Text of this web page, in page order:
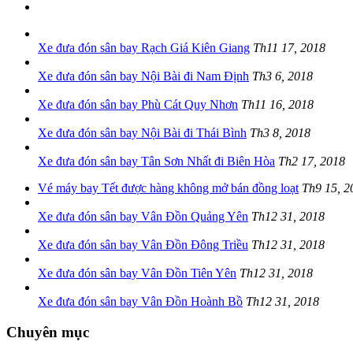
Xe đưa đón sân bay Rạch Giá Kiên Giang Th11 17, 2018
Xe đưa đón sân bay Nội Bài đi Nam Định Th3 6, 2018
Xe đưa đón sân bay Phù Cát Quy Nhơn Th11 16, 2018
Xe đưa đón sân bay Nội Bài đi Thái Bình Th3 8, 2018
Xe đưa đón sân bay Tân Sơn Nhất đi Biên Hòa Th2 17, 2018
Vé máy bay Tết được hàng không mở bán đồng loạt Th9 15,
Xe đưa đón sân bay Vân Đồn Quảng Yên Th12 31, 2018
Xe đưa đón sân bay Vân Đồn Đông Triều Th12 31, 2018
Xe đưa đón sân bay Vân Đồn Tiên Yên Th12 31, 2018
Xe đưa đón sân bay Vân Đồn Hoành Bồ Th12 31, 2018
Chuyên mục